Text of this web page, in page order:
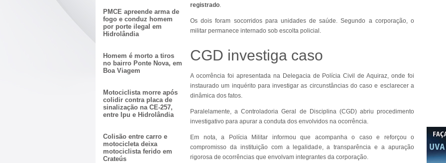
PMCE apreende arma de
fogo e conduz homem
por porte ilegal em
Hidrolândia
Homem é morto a tiros
no bairro Ponte Nova, em
Boa Viagem
Motociclista morre após
colidir contra placa de
sinalização na CE-257,
entre Ipu e Hidrolândia
Colisão entre carro e
motocicleta deixa
motociclista ferido em
Crateús
registrado.
Os dois foram socorridos para unidades de saúde. Segundo a corporação, o
militar permanece internado sob escolta policial.
CGD investiga caso
A ocorrência foi apresentada na Delegacia de Polícia Civil de Aquiraz, onde foi
instaurado um inquérito para investigar as circunstâncias do caso e esclarecer a
dinâmica dos fatos.
Paralelamente, a Controladoria Geral de Disciplina (CGD) abriu procedimento
investigativo para apurar a conduta dos envolvidos na ocorrência.
Em nota, a Polícia Militar informou que acompanha o caso e reforçou o
compromisso da instituição com a legalidade, a transparência e a apuração
rigorosa de ocorrências que envolvam integrantes da corporação.